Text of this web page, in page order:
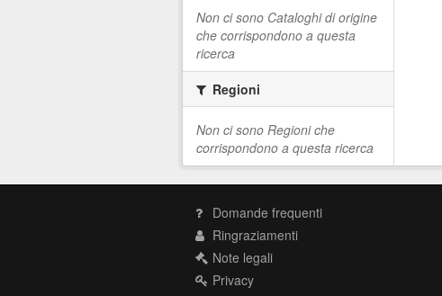
Non ci sono Cataloghi di origine
che corrispondono a questa
ricerca
Regioni
Non ci sono Regioni che
corrispondono a questa ricerca
Domande frequenti
Ringraziamenti
Note legali
Privacy